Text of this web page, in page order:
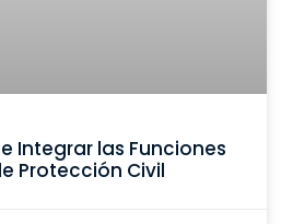
Integrar las Funciones
Protección Civil